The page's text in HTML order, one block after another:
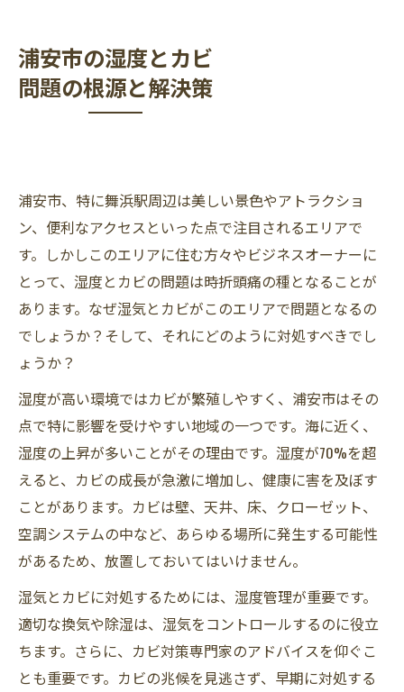
浦安市の湿度とカビ
問題の根源と解決策
浦安市、特に舞浜駅周辺は美しい景色やアトラクショ
ン、便利なアクセスといった点で注目されるエリアで
す。しかしこのエリアに住む方々やビジネスオーナーに
とって、湿度とカビの問題は時折頭痛の種となることが
あります。なぜ湿気とカビがこのエリアで問題となるの
でしょうか？そして、それにどのように対処すべきでし
ょうか？
湿度が高い環境ではカビが繁殖しやすく、浦安市はその
点で特に影響を受けやすい地域の一つです。海に近く、
湿度の上昇が多いことがその理由です。湿度が70%を超
えると、カビの成長が急激に増加し、健康に害を及ぼす
ことがあります。カビは壁、天井、床、クローゼット、
空調システムの中など、あらゆる場所に発生する可能性
があるため、放置しておいてはいけません。
湿気とカビに対処するためには、湿度管理が重要です。
適切な換気や除湿は、湿気をコントロールするのに役立
ちます。さらに、カビ対策専門家のアドバイスを仰ぐこ
とも重要です。カビの兆候を見逃さず、早期に対処する